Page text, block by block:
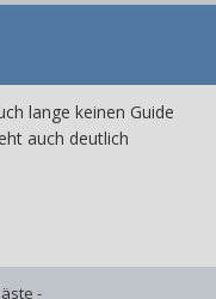
lange keinen Guide
auch deutlich
-